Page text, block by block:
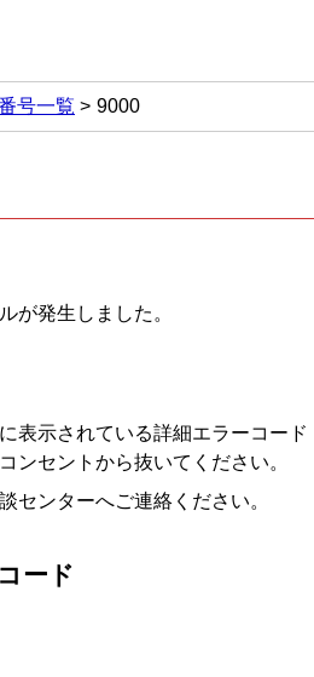
号一覧 9000
が発生しました。
表示されている詳細エラーコー
ンセントから抜いてください。
センターへご連絡ください。
ード